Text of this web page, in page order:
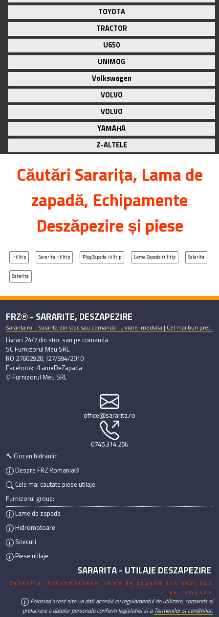
TOYOTA
TRACTOR
U650
UNIMOG
Volkswagen
VOLVO
VOLVO
YAMAHA
Z-ALTELE
Căutări Sararița, Lama de
zapadă, Echipamente
Deszăpezire și piese
Hilltip Sararita Hilltip Plug Zapada Hilltip Lama Zapada Hilltip Salarita
Sararita
FRZ® - SARARITE, DESZAPEZIRE
Sararita.ro: | Sararita din stoc sau comanda | Livrare imediata | Cel mai bun pret
Livrari 24/7 din stoc sau pe comanda
SC Furnizorul Meu SRL
RO 27602920, J27/594/2010
Facebook: /LameDeZapada
© Furnizorul Meu SRL
office@sararita.ro
0745.314.256
🔨 Ciocan hidraulic
Despre FRZ Romania®
Cele mai cautate piese utilaje
Furnizorul group:
Lame de zapada
Hidromotoare
Snecuri
Piese utilaje
SARARITA - UTILAJE DESZAPEZIRE
Sararite, hidromotoare, lame de zapada din stoc sau
pe comanda
Folosind acest site va dati acordul cu regulamentul de utilizare, comanda si
prelucrare a datelor personale conform legislatiei si a Termenilor si conditiilor,